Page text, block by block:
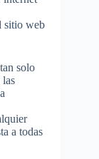
sitio web
solo
a todas